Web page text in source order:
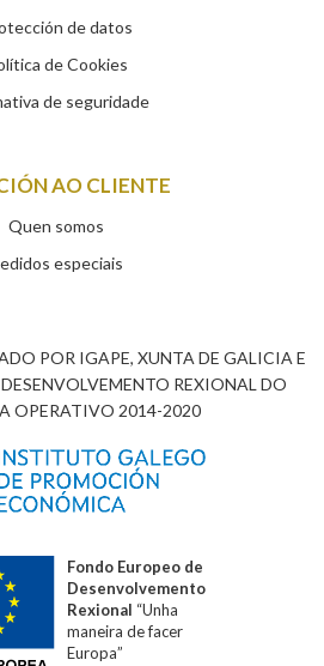
de datos
de Cookies
de seguridade
AO CLIENTE
Quen somos
especiais
POR IGAPE, XUNTA DE GALICIA E
REXIONAL DO
OPERATIVO 2014-2020
Fondo Europeo de
Desenvolvemento
Rexional “Unha
maneira de facer
Europa”